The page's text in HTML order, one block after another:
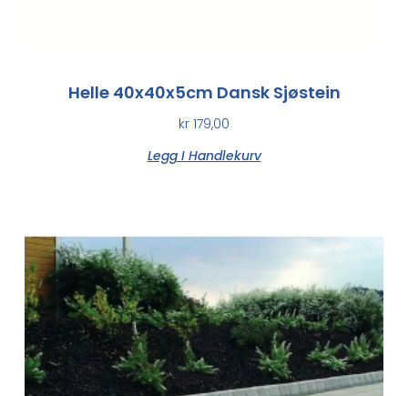
Helle 40x40x5cm Dansk Sjøstein
kr 179,00
Legg I Handlekurv